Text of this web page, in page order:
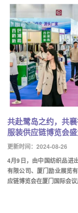
共赴鹭岛之约，共
服装供应链博览会盛
更新时间：2024-08-26
4月9日，由中国纺织品进
有限公司、厦门励业展览
应链博览会在厦门国际会